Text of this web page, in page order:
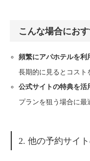
こんな場合にお
頻繁にアパホテルを利
長期的に見るとコスト
公式サイトの特典を活
プランを狙う場合に最
2. 他の予約サイ